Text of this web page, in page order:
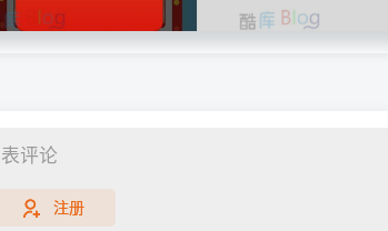
评论
注册